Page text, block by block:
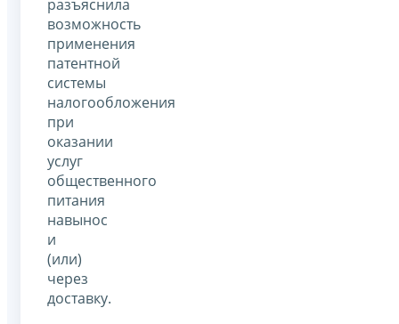
разъяснила
возможность
применения
патентной
системы
налогообложения
при
оказании
услуг
общественного
питания
навынос
и
(или)
через
доставку.